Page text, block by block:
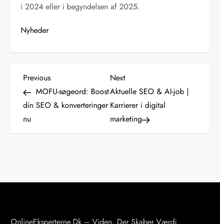
i 2024 eller i begyndelsen af 2025.
Nyheder
I
n
d
g
Previous
Post
Previous
MOFU-søgeord: Boost
din SEO & konverteringer
nu
Next
Post
Next
Aktuelle SEO & AI-job |
Karrierer i digital
marketing